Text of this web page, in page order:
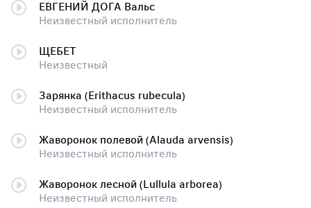
ЕВГЕНИЙ ДОГА Вальс
Неизвестный исполнитель
ЩЕБЕТ
Неизвестный
Зарянка (Erithacus rubecula)
Неизвестный исполнитель
Жаворонок полевой (Alauda arvensis)
Неизвестный исполнитель
Жаворонок лесной (Lullula arborea)
Неизвестный исполнитель